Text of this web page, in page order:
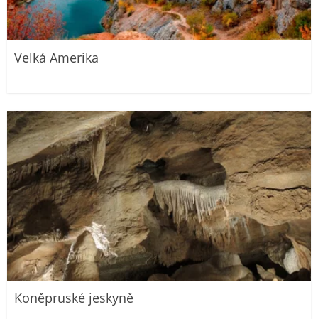
Velká Amerika
Koněpruské jeskyně